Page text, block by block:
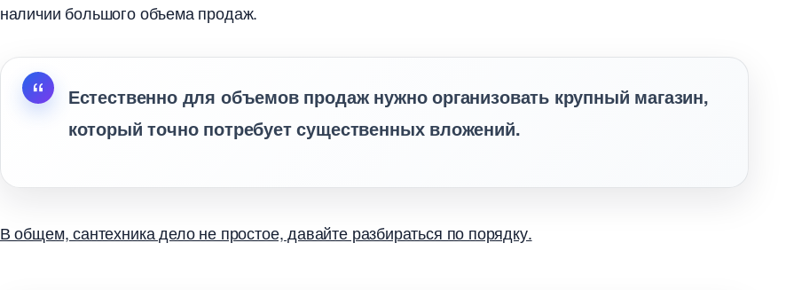
наличии большого объема продаж.
Естественно для объемов продаж нужно организовать крупный магазин,
который точно потребует существенных вложений.
общем, сантехника дело не простое, давайте разбираться по порядку.